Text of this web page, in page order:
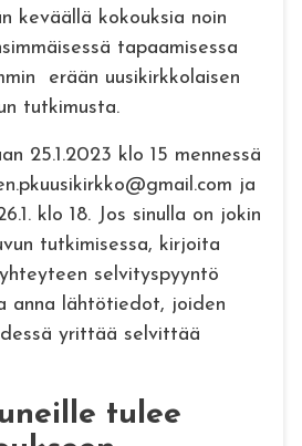
keväällä kokouksia noin
tapaamisessa
erään uusikirkkolaisen
tutkimusta.
25.1.2023 klo 15 mennessä
ja
klo 18. Jos sinulla on jokin
tutkimisessa, kirjoita
selvityspyyntö
anna lähtötiedot, joiden
yrittää selvittää
tulee